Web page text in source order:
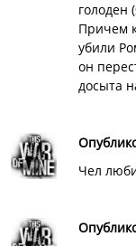
голоден
Причем
убили
он
досыта
Чел